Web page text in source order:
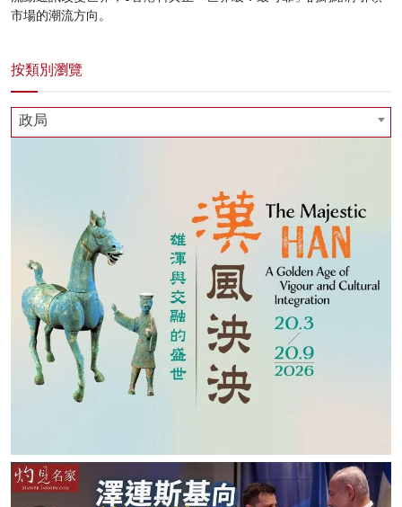
市場的潮流方向。
按類別瀏覽
政局